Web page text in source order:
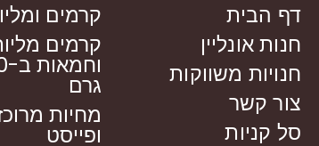
דף הבית
חנות אונליין
חנויות משווקות
צור קשר
סל קניות
קרמים
קרמים
גרם
מחיות
ופייסט